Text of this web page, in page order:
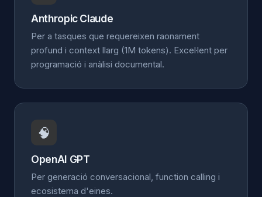
Anthropic Claude
Per a tasques que requereixen raonament
profund i context llarg (1M tokens). Excel·lent per
programació i anàlisi documental.
🧠
OpenAI GPT
Per generació conversacional, function calling i
ecosistema d'eines.